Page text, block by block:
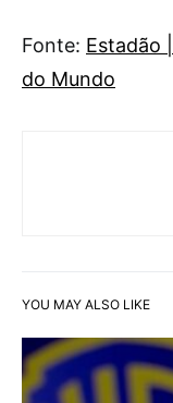
Fonte: Estadão
do Mundo
YOU MAY ALSO LIKE